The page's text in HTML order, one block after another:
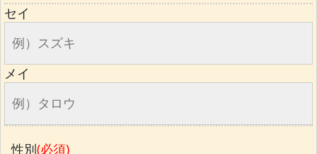
セイ
メイ
性別(必須)